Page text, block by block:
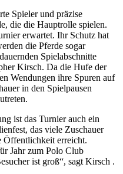
Spieler und präzise
die die Hauptrolle spielen.
erwartet. Ihr Schutz hat
die Pferde sogar
Spielabschnitte
Kirsch. Da die Hufe der
Wendungen ihre Spuren auf
in den Spielpausen
ist das Turnier auch ein
das viele Zuschauer
Öffentlichkeit erreicht.
Jahr zum Polo Club
ist groß“, sagt Kirsch .